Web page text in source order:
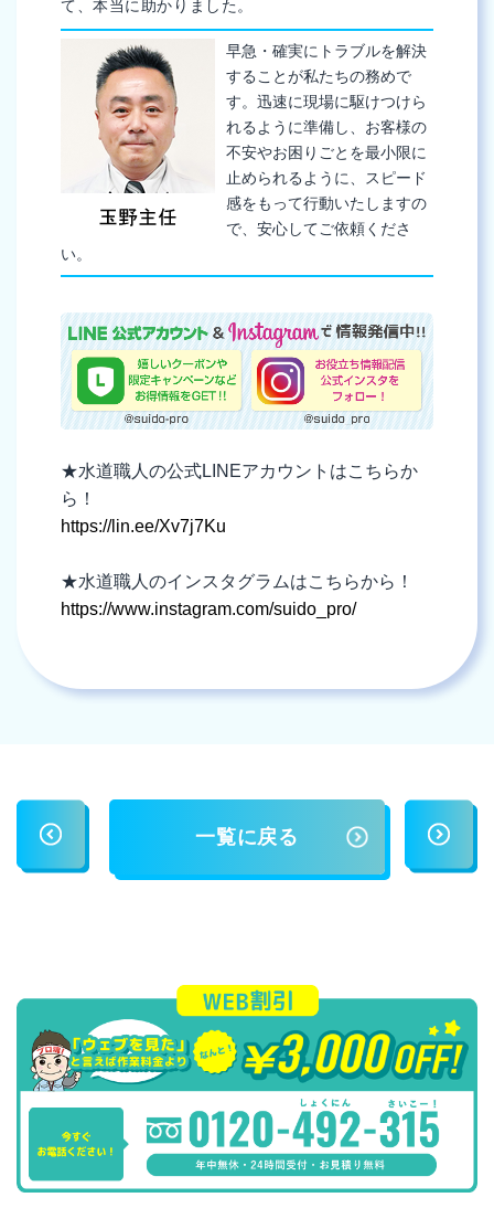
て、本当に助かりました。
早急・確実にトラブルを解決
することが私たちの務めで
す。迅速に現場に駆けつけら
れるように準備し、お客様の
不安やお困りごとを最小限に
止められるように、スピード
感をもって行動いたしますの
で、安心してご依頼くださ
い。
★水道職人の公式LINEアカウントはこちらか
ら！
https://lin.ee/Xv7j7Ku
★水道職人のインスタグラムはこちらから！
https://www.instagram.com/suido_pro/
一覧に戻る